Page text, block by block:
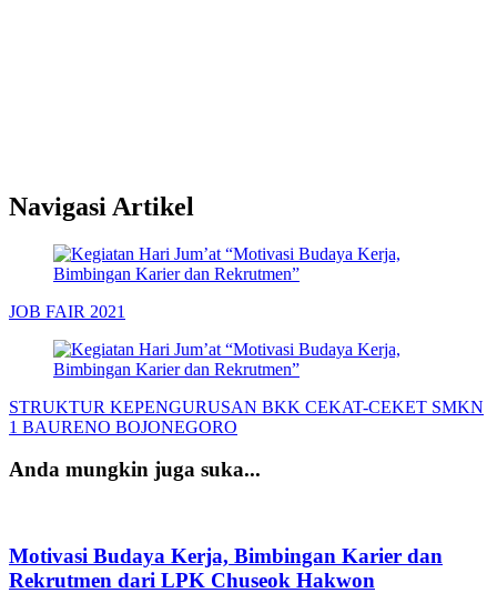
Navigasi Artikel
JOB FAIR 2021
STRUKTUR KEPENGURUSAN BKK CEKAT-CEKET SMKN
1 BAURENO BOJONEGORO
Anda mungkin juga suka...
Motivasi Budaya Kerja, Bimbingan Karier dan
Rekrutmen dari LPK Chuseok Hakwon